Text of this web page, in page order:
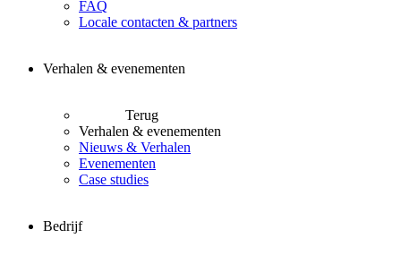
FAQ
Locale contacten & partners
Verhalen & evenementen
Terug
Verhalen & evenementen
Nieuws & Verhalen
Evenementen
Case studies
Bedrijf